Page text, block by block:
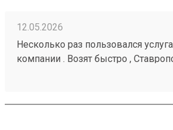
12.05.2026
Несколько раз пользовался
компании . Возят быстро ,
поддержки все решается . Заказ